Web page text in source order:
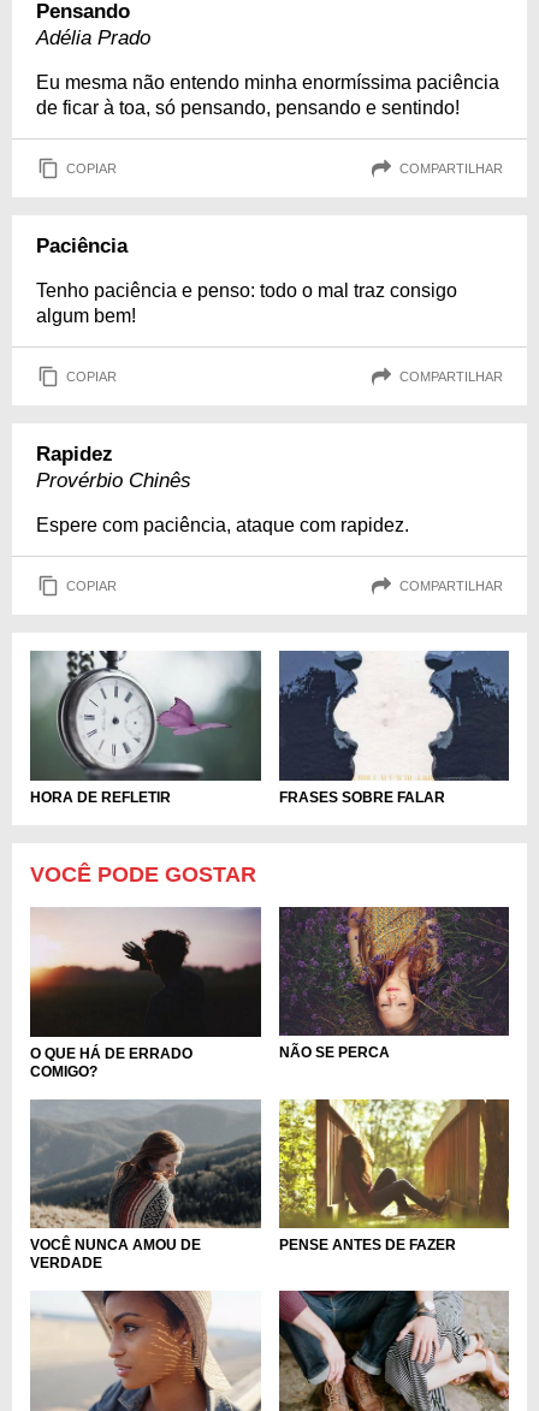
Pensando
Adélia Prado
Eu mesma não entendo minha enormíssima paciência
de ficar à toa, só pensando, pensando e sentindo!
COPIAR COMPARTILHAR
Paciência
Tenho paciência e penso: todo o mal traz consigo
algum bem!
COPIAR COMPARTILHAR
Rapidez
Provérbio Chinês
Espere com paciência, ataque com rapidez.
COPIAR COMPARTILHAR
HORA DE REFLETIR FRASES SOBRE FALAR
VOCÊ PODE GOSTAR
O QUE HÁ DE ERRADO
COMIGO?
NÃO SE PERCA
VOCÊ NUNCA AMOU DE
VERDADE
PENSE ANTES DE FAZER